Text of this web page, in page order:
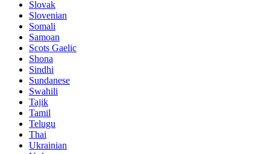
Slovak
Slovenian
Somali
Samoan
Scots Gaelic
Shona
Sindhi
Sundanese
Swahili
Tajik
Tamil
Telugu
Thai
Ukrainian